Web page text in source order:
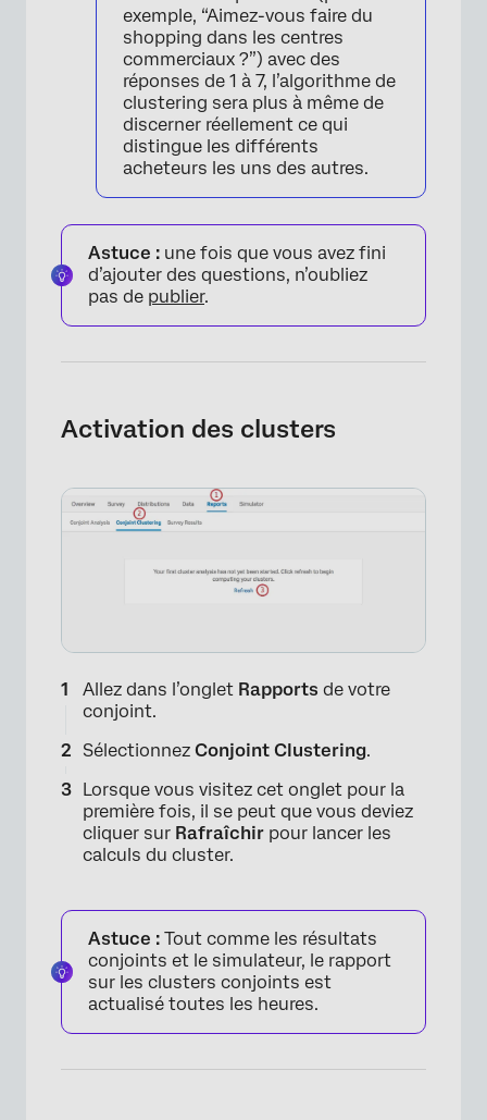
exemple, “Aimez-vous faire du
shopping dans les centres
commerciaux ?”) avec des
réponses de 1 à 7, l’algorithme de
clustering sera plus à même de
discerner réellement ce qui
distingue les différents
acheteurs les uns des autres.
Astuce : une fois que vous avez fini
d’ajouter des questions, n’oubliez
pas de publier.
Activation des clusters
Allez dans l’onglet Rapports de votre
conjoint.
Sélectionnez Conjoint Clustering.
Lorsque vous visitez cet onglet pour la
première fois, il se peut que vous deviez
cliquer sur Rafraîchir pour lancer les
calculs du cluster.
Astuce : Tout comme les résultats
conjoints et le simulateur, le rapport
sur les clusters conjoints est
actualisé toutes les heures.